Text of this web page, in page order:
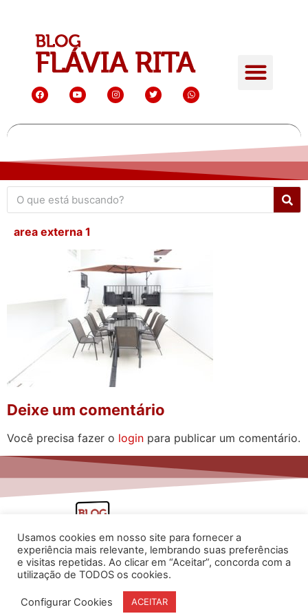
area externa 1
Deixe um comentário
Você precisa fazer o login para publicar um comentário.
www.flaviarita.com
Usamos cookies em nosso site para fornecer a
experiência mais relevante, lembrando suas preferências
e visitas repetidas. Ao clicar em “Aceitar”, concorda com a
utilização de TODOS os cookies.
Configurar Cookies ACEITAR